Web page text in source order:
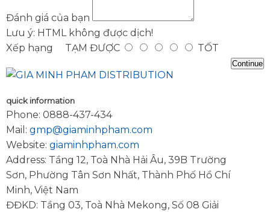
Đánh giá của bạn
Lưu ý: HTML không được dịch!
Xếp hạng
TẠM ĐƯỢC TỐT
Continue
quick information
Phone: 0888-437-434
Mail: gmp@giaminhpham.com
Website: giaminhpham.com
Address: Tầng 12, Toà Nhà Hải Âu, 39B Trường
Sơn, Phường Tân Sơn Nhất, Thành Phố Hồ Chí
Minh, Việt Nam
ĐĐKD: Tầng 03, Toà Nhà Mekong, Số 08 Giải